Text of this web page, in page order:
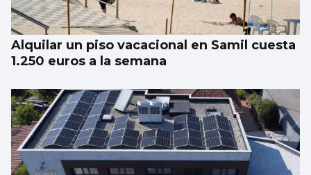
Alquilar un piso vacacional en Samil cuesta
1.250 euros a la semana